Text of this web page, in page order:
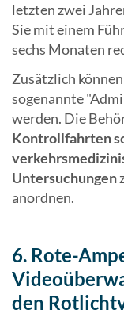
letzten zwei
Sie mit einem
sechs Monaten
Zusätzlich
sogenannte
werden. Die
Kontrollfahrten
Untersuchungen
anordnen.
6. Rote-
den